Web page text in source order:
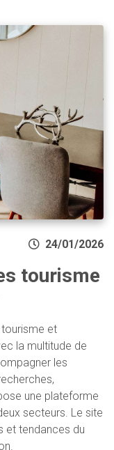
24/01/2026
tourisme
et
la multitude de
les
une plateforme
secteurs. Le site
et tendances du